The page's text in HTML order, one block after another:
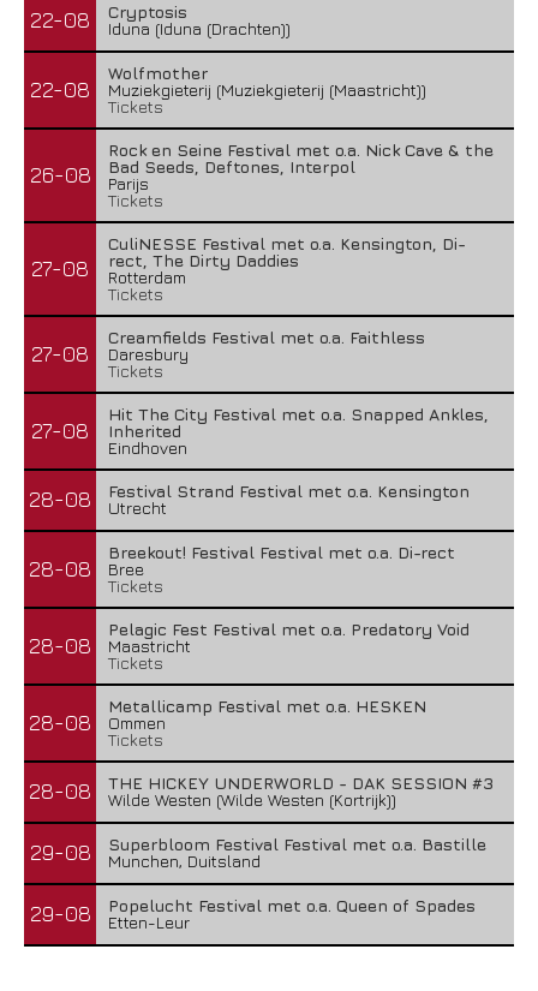
22-08
Cryptosis
Iduna (Iduna (Drachten))
22-08
Wolfmother
Muziekgieterij (Muziekgieterij (Maastricht))
Tickets
26-08
Rock en Seine Festival met o.a. Nick Cave & the
Bad Seeds, Deftones, Interpol
Parijs
Tickets
27-08
CuliNESSE Festival met o.a. Kensington, Di-
rect, The Dirty Daddies
Rotterdam
Tickets
27-08
Creamfields Festival met o.a. Faithless
Daresbury
Tickets
27-08
Hit The City Festival met o.a. Snapped Ankles,
Inherited
Eindhoven
28-08
Festival Strand Festival met o.a. Kensington
Utrecht
28-08
Breekout! Festival Festival met o.a. Di-rect
Bree
Tickets
28-08
Pelagic Fest Festival met o.a. Predatory Void
Maastricht
Tickets
28-08
Metallicamp Festival met o.a. HESKEN
Ommen
Tickets
28-08
THE HICKEY UNDERWORLD - DAK SESSION #3
Wilde Westen (Wilde Westen (Kortrijk))
29-08
Superbloom Festival Festival met o.a. Bastille
Munchen, Duitsland
29-08
Popelucht Festival met o.a. Queen of Spades
Etten-Leur